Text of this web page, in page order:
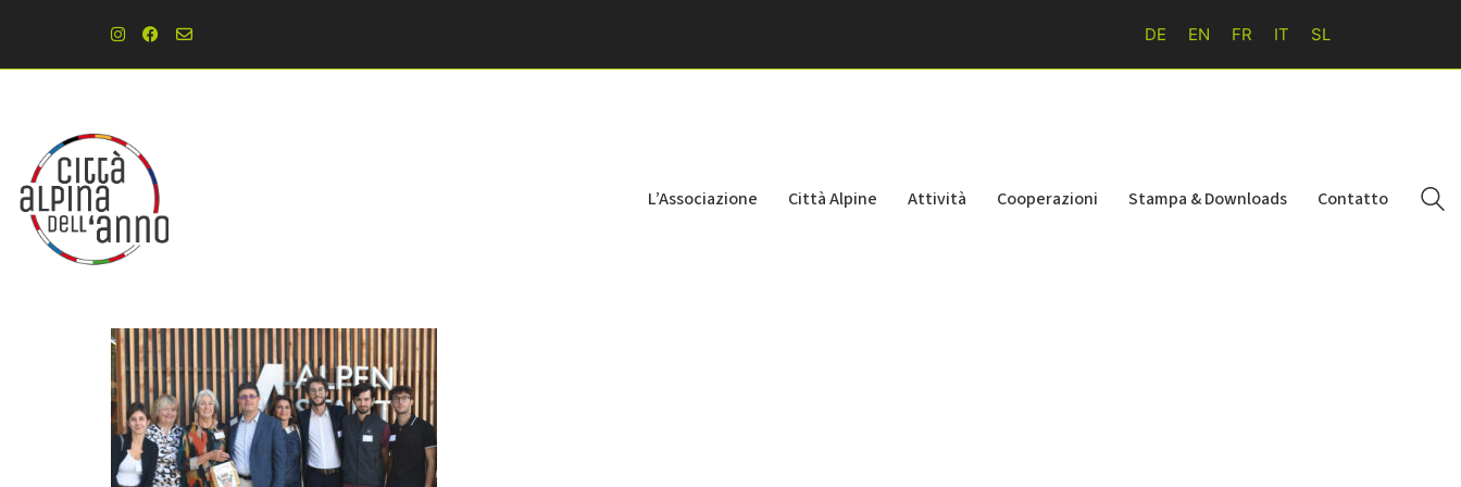
DE EN FR IT SL
L’Associazione Città Alpine Attività Cooperazioni Stampa & Downloads Contatto